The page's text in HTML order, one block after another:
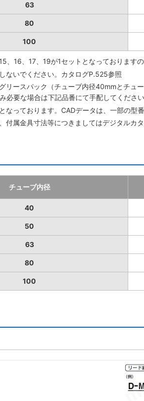
63
80
100
、16、17、19が1セットとなっております
ないでください。カタログP.525参照
リースパック（チューブ内径40mmとチ
必要な場合は下記品番にて手配してくだ
なっております。CADデータは、一部の型
付属金具寸法等につきましてはデジタルカ
チューブ内径
40
50
63
80
100